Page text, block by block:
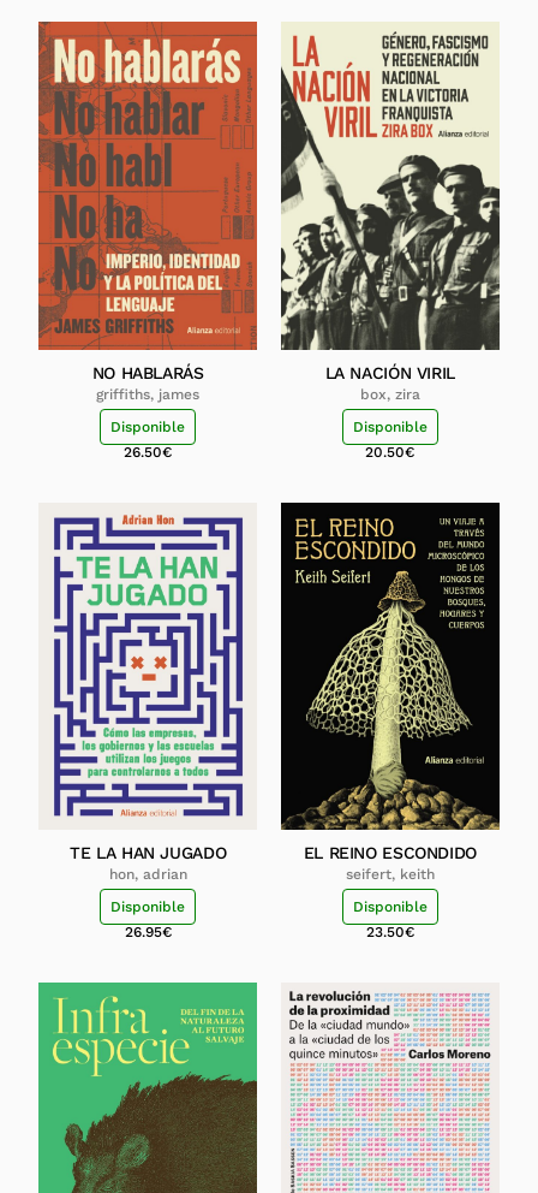
NO HABLARÁS
griffiths, james
Disponible
26.50€
LA NACIÓN VIRIL
box, zira
Disponible
20.50€
TE LA HAN JUGADO
hon, adrian
Disponible
26.95€
EL REINO ESCONDIDO
seifert, keith
Disponible
23.50€